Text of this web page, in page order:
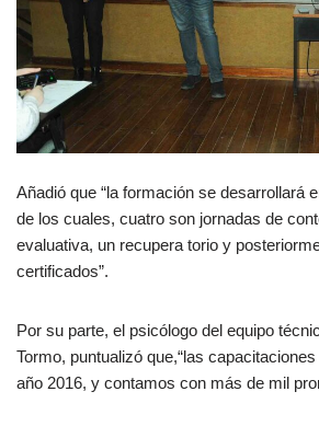
Añadió que “la formación se desarrollará
de los cuales, cuatro son jornadas de
evaluativa, un recupera torio y
certificados”.
Por su parte, el psicólogo del equipo
Tormo, puntualizó que,“las
año 2016, y contamos con más de mil